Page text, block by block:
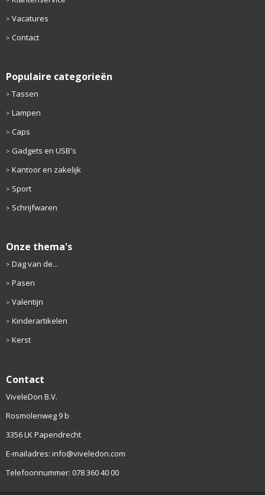
Vacatures
Contact
Populaire categorieën
Tassen
Lampen
Caps
Gadgets en USB's
Kantoor en zakelijk
Sport
Schrijfwaren
Onze thema's
Dag van de...
Pasen
Valentijn
Kinderartikelen
Kerst
Contact
ViveleDon B.V.
Rosmolenweg 9 b
3356 LK Papendrecht
E-mailadres: info@viveledon.com
Telefoonnummer: 078 360 40 00